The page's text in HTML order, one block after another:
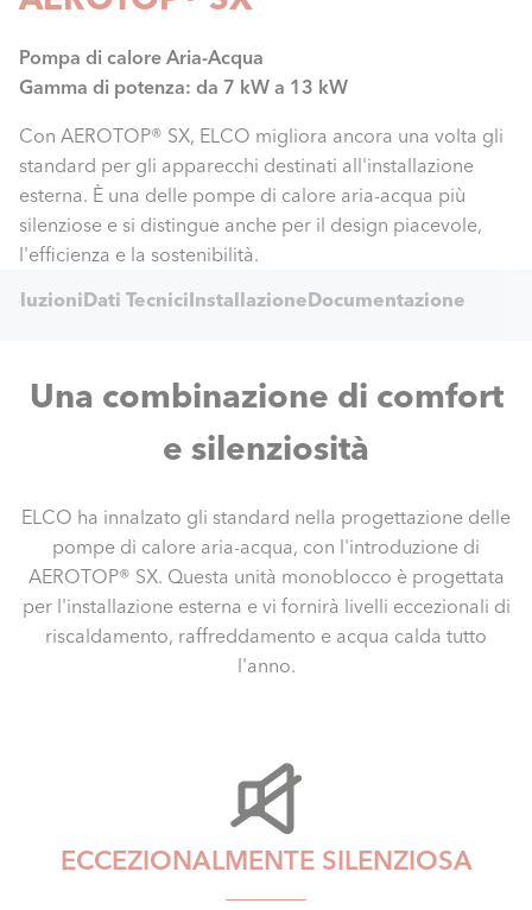
Pompa di calore Aria-Acqua
Gamma di potenza: da 7 kW a 13 kW
Con AEROTOP® SX, ELCO migliora ancora una volta gli
standard per gli apparecchi destinati all'installazione
esterna. È una delle pompe di calore aria-acqua più
silenziose e si distingue anche per il design piacevole,
l'efficienza e la sostenibilità.
Navigation
Dati TecniciInstallazioneDocumentazione
Una combinazione di comfort
e silenziosità
ELCO ha innalzato gli standard nella progettazione delle
pompe di calore aria-acqua, con l'introduzione di
AEROTOP® SX. Questa unità monoblocco è progettata
per l'installazione esterna e vi fornirà livelli eccezionali di
riscaldamento, raffreddamento e acqua calda tutto
l'anno.
ECCEZIONALMENTE SILENZIOSA